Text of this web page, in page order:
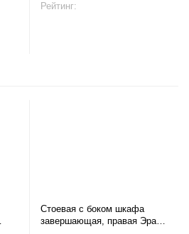
Рейтинг:
Стоевая с боком шкафа
завершающая, правая Эра